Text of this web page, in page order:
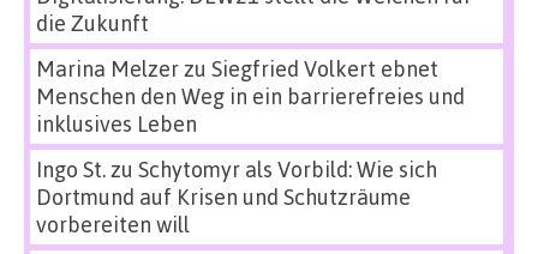
die Zukunft
Marina Melzerzu Siegfried Volkert ebnet
Menschen den Weg in ein barrierefreies und
inklusives Leben
Ingo St.zu Schytomyr als Vorbild: Wie sich
Dortmund auf Krisen und Schutzräume
vorbereiten will